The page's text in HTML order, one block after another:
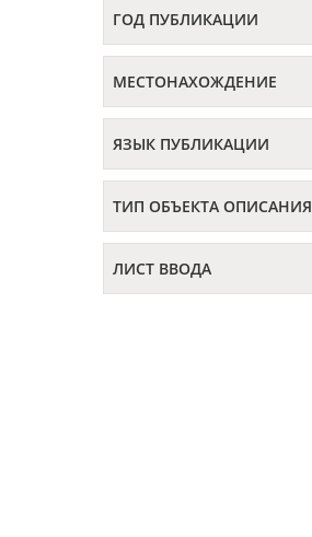
ГОД ПУБЛИКАЦИИ
МЕСТОНАХОЖДЕНИЕ
ЯЗЫК ПУБЛИКАЦИИ
ТИП ОБЪЕКТА ОПИСАНИЯ
ЛИСТ ВВОДА